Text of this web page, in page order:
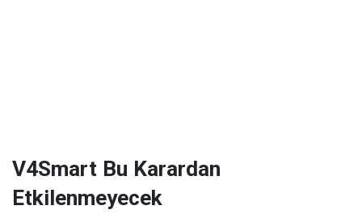
V4Smart Bu Karardan
Etkilenmeyecek